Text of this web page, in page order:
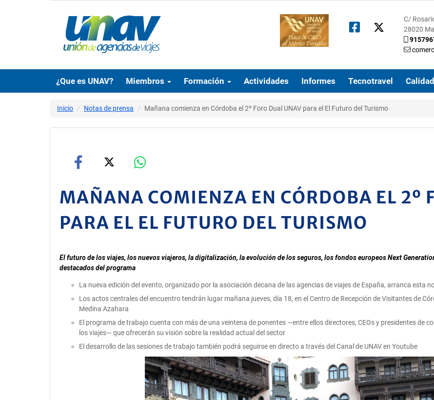
C/
28020
¿Que es UNAV? Miembros Formación Actividades Informes Tecnotravel Calidad
Inicio Notas de prensa Mañana comienza en Córdoba el 2º Foro Dual UNAV para el El Futuro del Turismo
MAÑANA COMIENZA EN CÓRDOBA EL 2º
PARA EL EL FUTURO DEL TURISMO
El futuro de los viajes, los nuevos viajeros, la digitalización, la evolución de los seguros, los fondos europeos Next
destacados del programa
La nueva edición del evento, organizado por la asociación decana de las agencias de viajes de España, arranca esta
Los actos centrales del encuentro tendrán lugar mañana jueves, día 18, en el Centro de Recepción de Visitantes de
Medina Azahara
El programa de trabajo cuenta con más de una veintena de ponentes —entre ellos directores, CEOs y presidentes de
los viajes— que ofrecerán su visión sobre la realidad actual del sector
El desarrollo de las sesiones de trabajo también podrá seguirse en directo a través del Canal de UNAV en Youtube